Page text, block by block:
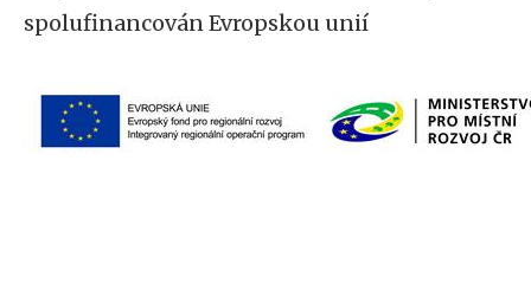
spolufinancován Evropskou unií